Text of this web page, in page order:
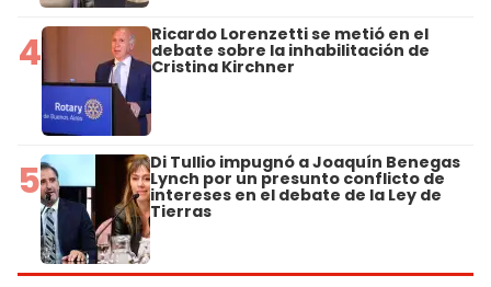
4 Ricardo Lorenzetti se metió en el
debate sobre la inhabilitación de
Cristina Kirchner
5 Di Tullio impugnó a Joaquín Benegas
Lynch por un presunto conflicto de
intereses en el debate de la Ley de
Tierras